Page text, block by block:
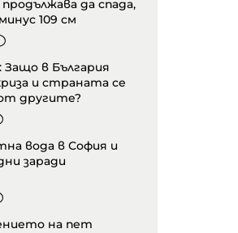
да спада,
109 см
в България
и страната се
другите?
вода в София и
заради
на пет